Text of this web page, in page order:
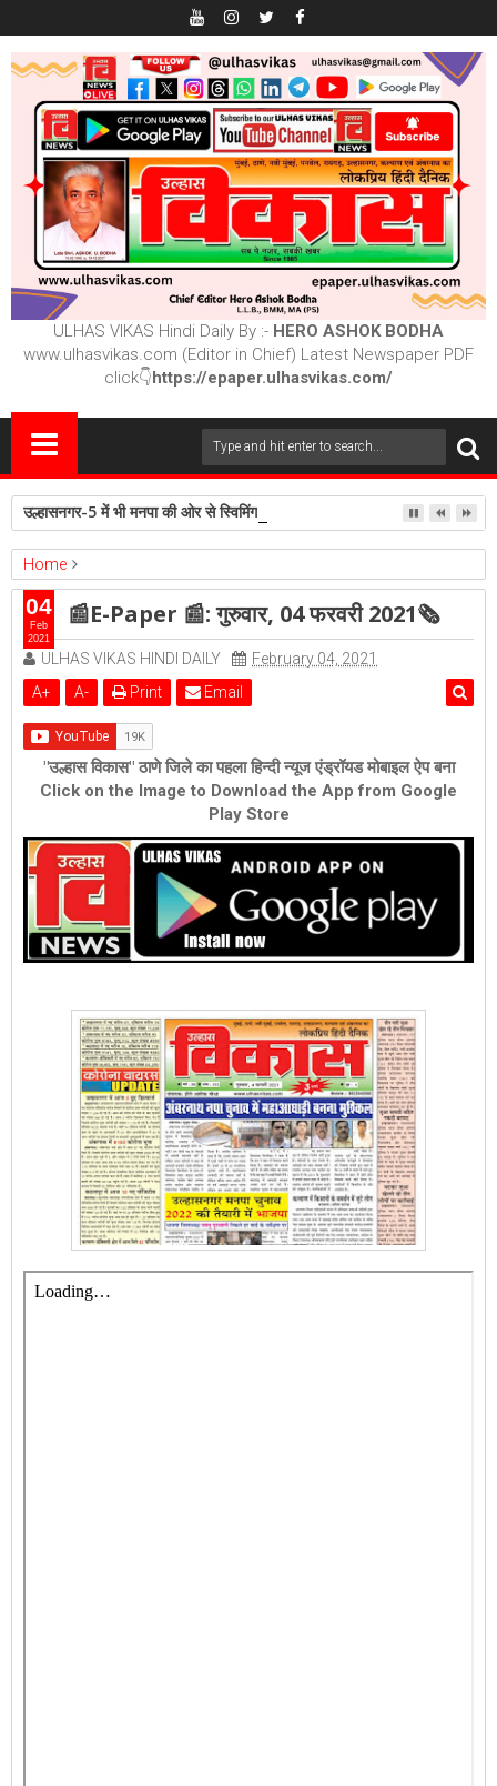
ULHAS VIKAS Hindi Daily By :- HERO ASHOK BODHA
www.ulhasvikas.com (Editor in Chief) Latest Newspaper PDF
click👇https://epaper.ulhasvikas.com/
उल्हासनगर-5 में भी मनपा की ओर से स्विमिंग पुल सुविधा हो- शेरी लुंड
Home
epaper
Featured 📰E-Paper 📰: गुरुवार, 04 फरवरी 2021🗞
📰E-Paper 📰: गुरुवार, 04 फरवरी 2021🗞
ULHAS VIKAS HINDI DAILY
February 04, 2021
A+ A- Print Email
"उल्हास विकास" ठाणे जिले का पहला हिन्दी न्यूज एंड्रॉयड मोबाइल ऐप बना
Click on the Image to Download the App from Google
Play Store
04
Feb
2021